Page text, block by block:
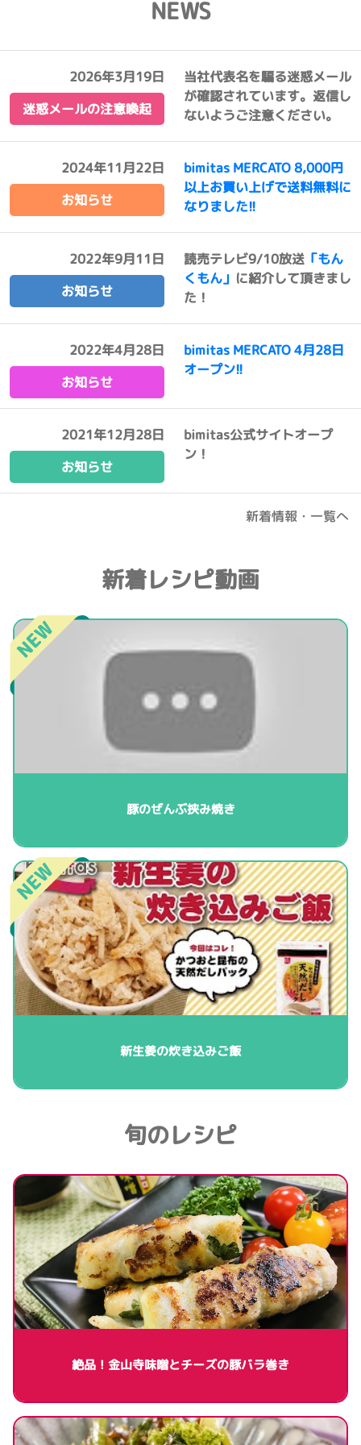
NEWS
2026年3月19日
迷惑メールの注意喚起
当社代表名を騙る迷惑メール
が確認されています。返信し
ないようご注意ください。
2024年11月22日
お知らせ
bimitas MERCATO 8,000円
以上お買い上げで送料無料に
なりました!!
2022年9月11日
お知らせ
読売テレビ9/10放送 「もん
くもん」 に紹介して頂きまし
た！
2022年4月28日
お知らせ
bimitas MERCATO 4月28日
オープン!!
2021年12月28日
お知らせ
bimitas公式サイトオープ
ン！
新着情報・一覧へ
新着レシピ動画
豚のぜんぶ挟み焼き
新生姜の炊き込みご飯
旬のレシピ
絶品！金山寺味噌とチーズの豚バラ巻き